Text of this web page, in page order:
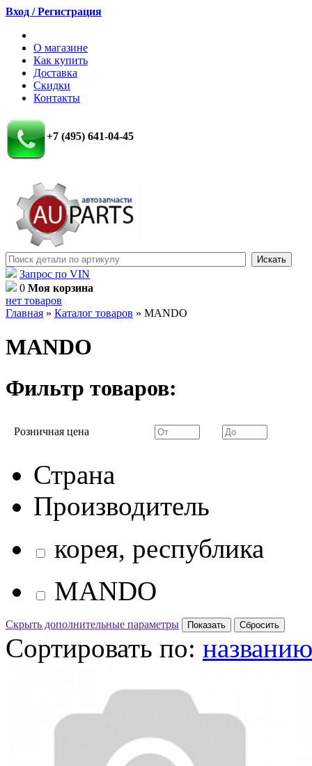
Вход / Регистрация
О магазине
Как купить
Доставка
Скидки
Контакты
+7 (495) 641-04-45
Запрос по VIN
0 Моя корзина
нет товаров
Главная » Каталог товаров » MANDO
MANDO
Фильтр товаров:
Розничная цена
Страна
Производитель
корея, республика
MANDO
Скрыть дополнительные параметры
Сортировать по: